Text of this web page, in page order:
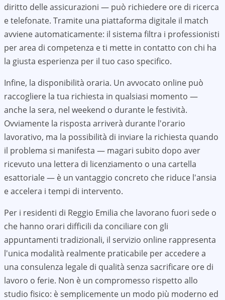
diritto delle assicurazioni — può richiedere ore di ricerca
e telefonate. Tramite una piattaforma digitale il match
avviene automaticamente: il sistema filtra i professionisti
per area di competenza e ti mette in contatto con chi ha
la giusta esperienza per il tuo caso specifico.
Infine, la disponibilità oraria. Un avvocato online può
raccogliere la tua richiesta in qualsiasi momento —
anche la sera, nel weekend o durante le festività.
Ovviamente la risposta arriverà durante l'orario
lavorativo, ma la possibilità di inviare la richiesta quando
il problema si manifesta — magari subito dopo aver
ricevuto una lettera di licenziamento o una cartella
esattoriale — è un vantaggio concreto che riduce l'ansia
e accelera i tempi di intervento.
Per i residenti di Reggio Emilia che lavorano fuori sede o
che hanno orari difficili da conciliare con gli
appuntamenti tradizionali, il servizio online rappresenta
l'unica modalità realmente praticabile per accedere a
una consulenza legale di qualità senza sacrificare ore di
lavoro o ferie. Non è un compromesso rispetto allo
studio fisico: è semplicemente un modo più moderno ed